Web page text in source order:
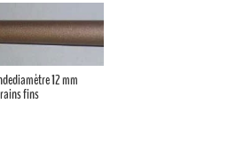
12 mm
fins